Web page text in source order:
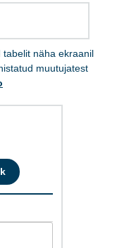
tabelit näha ekraanil
muutujatest